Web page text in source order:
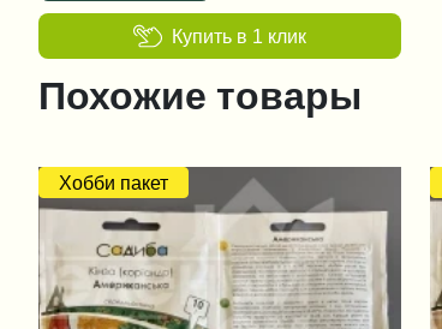
Купить в 1 клик
Похожие товары
Хобби пакет